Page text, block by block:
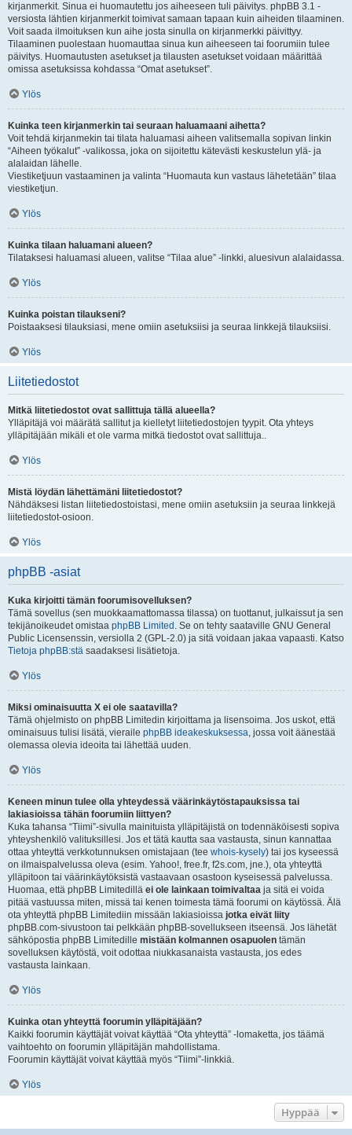
kirjanmerkit. Sinua ei huomautettu jos aiheeseen tuli päivitys. phpBB 3.1 -
versiosta lähtien kirjanmerkit toimivat samaan tapaan kuin aiheiden tilaaminen.
Voit saada ilmoituksen kun aihe josta sinulla on kirjanmerkki päivittyy.
Tilaaminen puolestaan huomauttaa sinua kun aiheeseen tai foorumiin tulee
päivitys. Huomautusten asetukset ja tilausten asetukset voidaan määrittää
omissa asetuksissa kohdassa “Omat asetukset”.
Ylös
Kuinka teen kirjanmerkin tai seuraan haluamaani aihetta?
Voit tehdä kirjanmekin tai tilata haluamasi aiheen valitsemalla sopivan linkin
“Aiheen työkalut” -valikossa, joka on sijoitettu kätevästi keskustelun ylä- ja
alalaidan lähelle.
Viestiketjuun vastaaminen ja valinta “Huomauta kun vastaus lähetetään” tilaa
viestiketjun.
Ylös
Kuinka tilaan haluamani alueen?
Tilataksesi haluamasi alueen, valitse “Tilaa alue” -linkki, aluesivun alalaidassa.
Ylös
Kuinka poistan tilaukseni?
Poistaaksesi tilauksiasi, mene omiin asetuksiisi ja seuraa linkkejä tilauksiisi.
Ylös
Liitetiedostot
Mitkä liitetiedostot ovat sallittuja tällä alueella?
Ylläpitäjä voi määrätä sallitut ja kielletyt liitetiedostojen tyypit. Ota yhteys
ylläpitäjään mikäli et ole varma mitkä tiedostot ovat sallittuja..
Ylös
Mistä löydän lähettämäni liitetiedostot?
Nähdäksesi listan liitetiedostoistasi, mene omiin asetuksiin ja seuraa linkkejä
liitetiedostot-osioon.
Ylös
phpBB -asiat
Kuka kirjoitti tämän foorumisovelluksen?
Tämä sovellus (sen muokkaamattomassa tilassa) on tuottanut, julkaissut ja sen
tekijänoikeudet omistaa phpBB Limited . Se on tehty saataville GNU General
Public Licensenssin, versiolla 2 (GPL-2.0) ja sitä voidaan jakaa vapaasti. Katso
Tietoja phpBB:stä saadaksesi lisätietoja.
Ylös
Miksi ominaisuutta X ei ole saatavilla?
Tämä ohjelmisto on phpBB Limitedin kirjoittama ja lisensoima. Jos uskot, että
ominaisuus tulisi lisätä, vieraile phpBB ideakeskuksessa, jossa voit äänestää
olemassa olevia ideoita tai lähettää uuden.
Ylös
Keneen minun tulee olla yhteydessä väärinkäytöstapauksissa tai
lakiasioissa tähän foorumiin liittyen?
Kuka tahansa “Tiimi”-sivulla mainituista ylläpitäjistä on todennäköisesti sopiva
yhteyshenkilö valituksillesi. Jos et tätä kautta saa vastausta, sinun kannattaa
ottaa yhteyttä verkkotunnuksen omistajaan (tee whois-kysely) tai jos kyseessä
on ilmaispalvelussa oleva (esim. Yahoo!, free.fr, f2s.com, jne.), ota yhteyttä
ylläpitoon tai väärinkäytöksistä vastaavaan osastoon kyseisessä palvelussa.
Huomaa, että phpBB Limitedillä ei ole lainkaan toimivaltaa ja sitä ei voida
pitää vastuussa miten, missä tai kenen toimesta tämä foorumi on käytössä. Älä
ota yhteyttä phpBB Limitediin missään lakiasioissa jotka eivät liity
phpBB.com-sivustoon tai pelkkään phpBB-sovellukseen itseensä. Jos lähetät
sähköpostia phpBB Limitedille mistään kolmannen osapuolen tämän
sovelluksen käytöstä, voit odottaa niukkasanaista vastausta, jos edes
vastausta lainkaan.
Ylös
Kuinka otan yhteyttä foorumin ylläpitäjään?
Kaikki foorumin käyttäjät voivat käyttää “Ota yhteyttä” -lomaketta, jos täämä
vaihtoehto on foorumin ylläpitäjän mahdollistama.
Foorumin käyttäjät voivat käyttää myös “Tiimi”-linkkiä.
Ylös
Hyppää